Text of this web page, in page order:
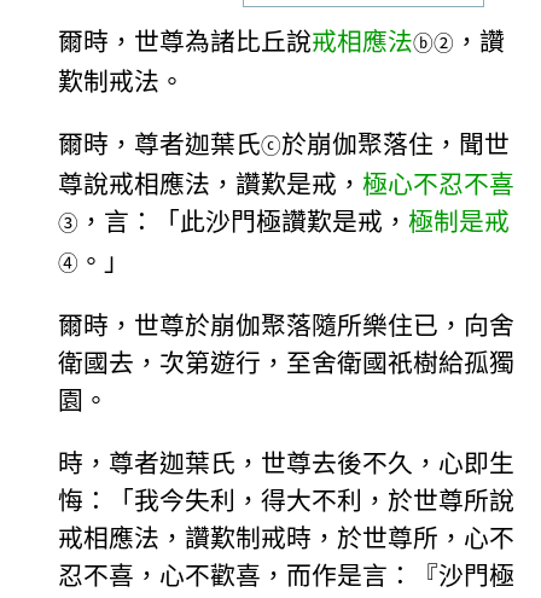
爾時，世尊為諸比丘說戒相應法ⓑ② ，讚
歎制戒法。
爾時，尊者迦葉氏ⓒ於崩伽聚落住，聞世
尊說戒相應法，讚歎是戒， 極心不忍不喜
③ ，言：「此沙門極讚歎是戒， 極制是戒
④ 。」
爾時，世尊於崩伽聚落隨所樂住已，向舍
衛國去，次第遊行，至舍衛國祇樹給孤獨
園。
時，尊者迦葉氏，世尊去後不久，心即生
悔：「我今失利，得大不利，於世尊所說
戒相應法，讚歎制戒時，於世尊所，心不
忍不喜，心不歡喜，而作是言：『沙門極